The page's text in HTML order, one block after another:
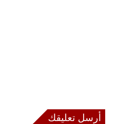
أرسل تعليقك